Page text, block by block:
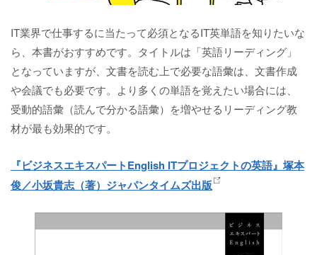
IT業界で仕事するに当たって必須となるIT英単語を知りたいな
ら、本書がおすすめです。タイトルは「英語リーディング」
となっていますが、文書を読む上で必要な語彙は、文書作成
や会議でも必要です。より多くの単語を覚えたい場合には、
受動的語彙（読んで分かる語彙）を増やせるリーディング教
材が最も効果的です。
『ビジネスエキスパートEnglish ITプロジェクトの英語』塚本
俊／小坂貴志（著）ジャパンタイムズ出版